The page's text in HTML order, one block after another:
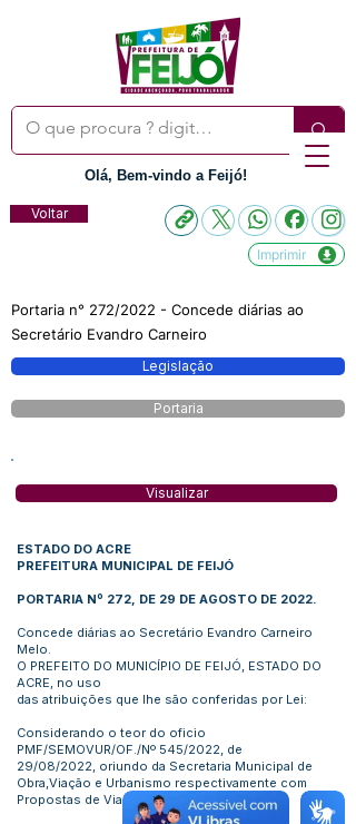
Olá, Bem-vindo a Feijó!
Voltar
Imprimir
Portaria n° 272/2022 - Concede diárias ao
Secretário Evandro Carneiro
Legislação
Portaria
Visualizar
ESTADO DO ACRE
PREFEITURA MUNICIPAL DE FEIJÓ
PORTARIA Nº 272, DE 29 DE AGOSTO DE 2022.
Concede diárias ao Secretário Evandro Carneiro
Melo.
O PREFEITO DO MUNICÍPIO DE FEIJÓ, ESTADO DO
ACRE, no uso
das atribuições que lhe são conferidas por Lei:
Considerando o teor do oficio
PMF/SEMOVUR/OF./Nº 545/2022, de
29/08/2022, oriundo da Secretaria Municipal de
Obra,Viação e Urbanismo respectivamente com
Propostas de Viagem.